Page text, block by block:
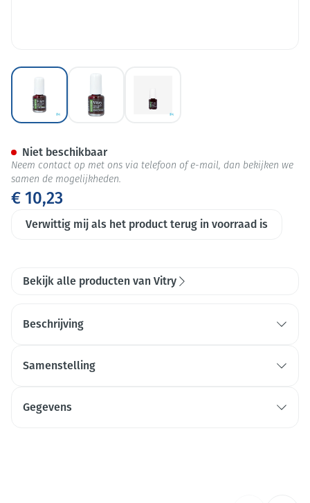
View larger imageView larger image
€ 10,23
Verwittig mij als het product terug in voorraad is
Niet beschikbaar
Neem contact op met ons via telefoon of e-mail, dan bekijken we
samen de mogelijkheden.
Bekijk alle producten van Vitry
Beschrijving
Samenstelling
Gegevens